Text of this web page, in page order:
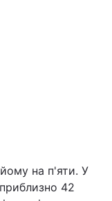
на п'яти. У
42